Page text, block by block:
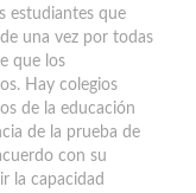
estudiantes que
una vez por todas
que los
Hay colegios
de la educación
de la prueba de
con su
la capacidad